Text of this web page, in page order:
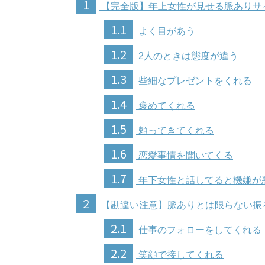
1
【完全版】年上女性が見せる脈ありサ
1.1 よく目があう
1.2 2人のときは態度が違う
1.3 些細なプレゼントをくれる
1.4 褒めてくれる
1.5 頼ってきてくれる
1.6 恋愛事情を聞いてくる
1.7 年下女性と話してると機嫌が
2 【勘違い注意】脈ありとは限らない振
2.1 仕事のフォローをしてくれる
2.2 笑顔で接してくれる